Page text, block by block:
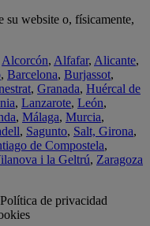
su website o, físicamente,
Alcorcón, Alfafar, Alicante,
, Barcelona, Burjassot,
, Granada, Huércal de
, Lanzarote, León,
, Málaga, Murcia,
, Sagunto, Salt, Girona,
de Compostela,
i la Geltrú, Zaragoza
Política de privacidad